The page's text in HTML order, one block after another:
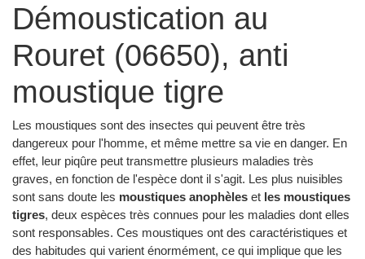
Démoustication au
Rouret (06650), anti
moustique tigre
Les moustiques sont des insectes qui peuvent être très
dangereux pour l'homme, et même mettre sa vie en danger. En
effet, leur piqûre peut transmettre plusieurs maladies très
graves, en fonction de l'espèce dont il s'agit. Les plus nuisibles
sont sans doute les moustiques anophèles et les moustiques
tigres, deux espèces très connues pour les maladies dont elles
sont responsables. Ces moustiques ont des caractéristiques et
des habitudes qui varient énormément, ce qui implique que les